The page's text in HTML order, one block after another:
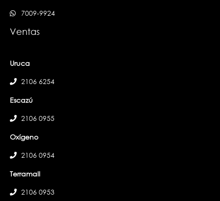
7009-9924
Ventas
Uruca
2106 6254
Escazú
2106 0955
Oxígeno
2106 0954
Terramall
2106 0953